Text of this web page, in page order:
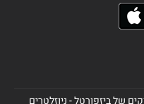
של ביזפורטל - ניוזלטרים